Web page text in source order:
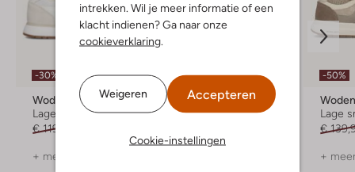
intrekken. Wil je meer informatie of een
klacht indienen? Ga naar onze
cookieverklaring
Weigeren Accepteren
Cookie-instellingen
-30%
Woden
Lage sneakers
€ 119,99
+ meer kleuren
-30%
Woden
Lage sneakers
-50%
Lage
€
+